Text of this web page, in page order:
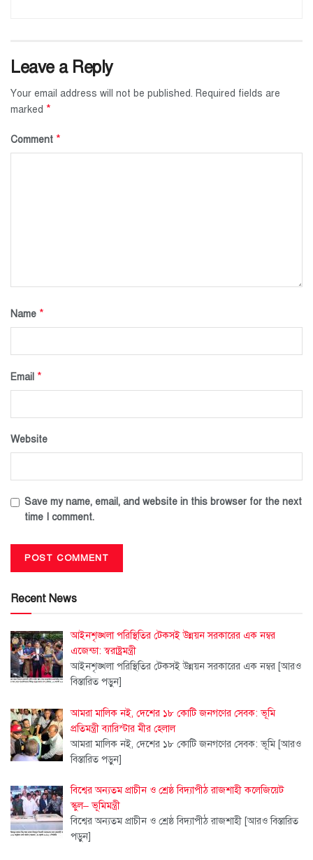
Leave a Reply
Your email address will not be published. Required fields are
marked *
Comment *
Name *
Email *
Website
Save my name, email, and website in this browser for the next
time I comment.
Recent News
আইনশৃঙ্খলা পরিস্থিতির টেকসই উন্নয়ন সরকারের এক নম্বর
এজেন্ডা: স্বরাষ্ট্রমন্ত্রী
আইনশৃঙ্খলা পরিস্থিতির টেকসই উন্নয়ন সরকারের এক নম্বর [আরও
বিস্তারিত পড়ুন]
আমরা মালিক নই, দেশের ১৮ কোটি জনগণের সেবক: ভূমি
প্রতিমন্ত্রী ব্যারিস্টার মীর হেলাল
আমরা মালিক নই, দেশের ১৮ কোটি জনগণের সেবক: ভূমি [আরও
বিস্তারিত পড়ুন]
বিশ্বের অন্যতম প্রাচীন ও শ্রেষ্ঠ বিদ্যাপীঠ রাজশাহী কলেজিয়েট
স্কুল– ভূমিমন্ত্রী
বিশ্বের অন্যতম প্রাচীন ও শ্রেষ্ঠ বিদ্যাপীঠ রাজশাহী [আরও বিস্তারিত
পড়ুন]